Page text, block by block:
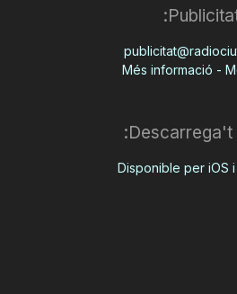
Més informació -
Descarrega't
Disponible per iOS